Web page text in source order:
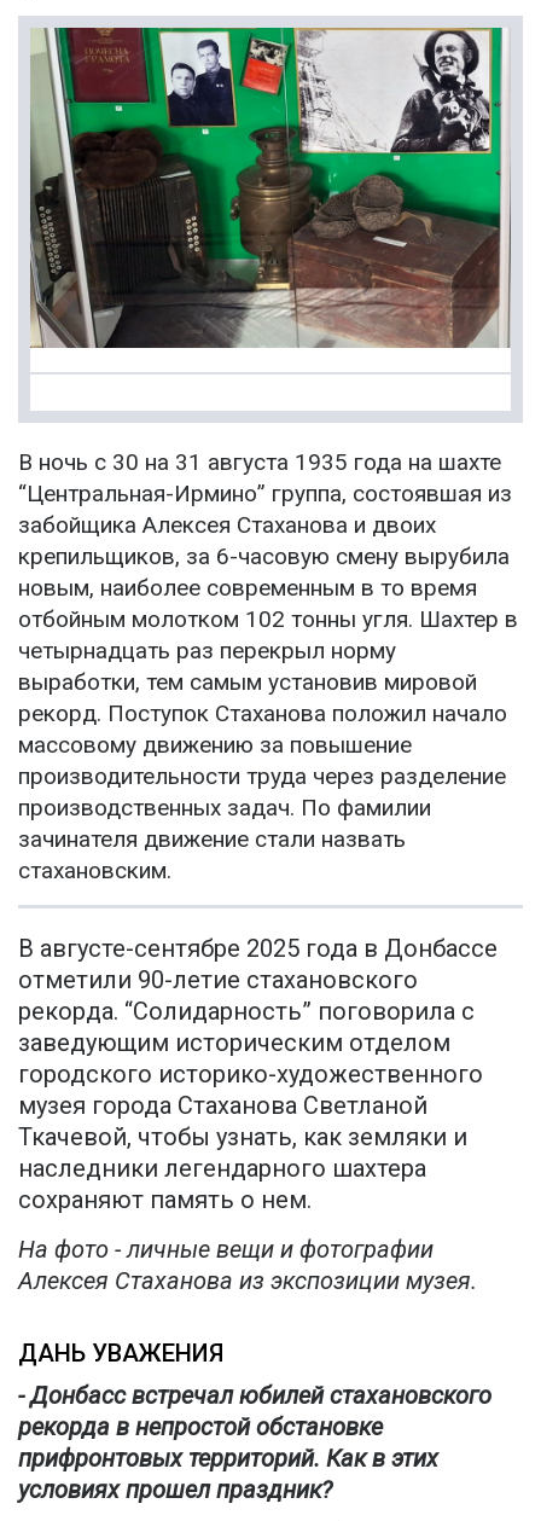
В ночь с 30 на 31 августа 1935 года на шахте
“Центральная-Ирмино” группа, состоявшая из
забойщика Алексея Стаханова и двоих
крепильщиков, за 6-часовую смену вырубила
новым, наиболее современным в то время
отбойным молотком 102 тонны угля. Шахтер в
четырнадцать раз перекрыл норму
выработки, тем самым установив мировой
рекорд. Поступок Стаханова положил начало
массовому движению за повышение
производительности труда через разделение
производственных задач. По фамилии
зачинателя движение стали назвать
стахановским.
В августе-сентябре 2025 года в Донбассе
отметили 90-летие стахановского
рекорда. “Солидарность” поговорила с
заведующим историческим отделом
городского историко-художественного
музея города Стаханова Светланой
Ткачевой, чтобы узнать, как земляки и
наследники легендарного шахтера
сохраняют память о нем.
На фото - личные вещи и фотографии
Алексея Стаханова из экспозиции музея.
ДАНЬ УВАЖЕНИЯ
- Донбасс встречал юбилей стахановского
рекорда в непростой обстановке
прифронтовых территорий. Как в этих
условиях прошел праздник?